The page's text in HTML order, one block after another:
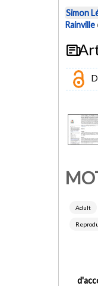
Simon
Rainville
Adult